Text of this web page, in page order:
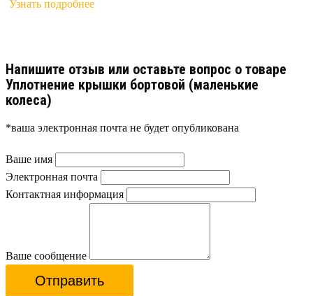
Узнать подробнее
Напишите отзыв или оставьте вопрос о товаре
Уплотнение крышки бортовой (маленькие
колеса)
*ваша электронная почта не будет опубликована
Ваше имя
Электронная почта
Контактная информация
Ваше сообщение
Отправить